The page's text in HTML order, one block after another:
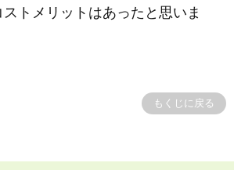
トメリットはあったと思いま
もくじに戻る